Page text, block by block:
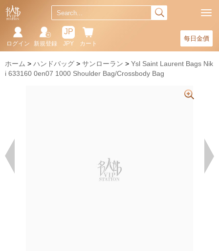
每日金價
カート
JP
JPY
新規登録
ログイン
ホーム ハンドバッグ サンローラン
Ysl Saint Laurent Bags Nik
i 633160 0en07 1000 Shoulder Bag/Crossbody Bag